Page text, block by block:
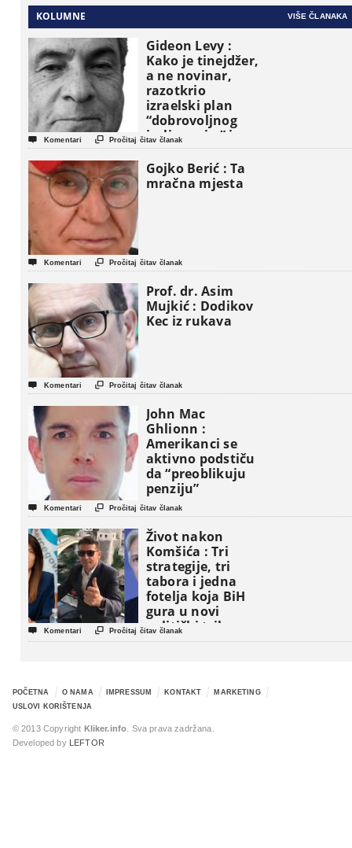
KOLUMNE VIŠE ČLANAKA
Gideon Levy :
Kako je tinejdžer,
a ne novinar,
razotkrio
izraelski plan
“dobrovoljnog
iseljavanja ” iz
Gaze
 Komentari  Pročitaj čitav članak
Gojko Berić : Ta
mračna mjesta
 Komentari  Pročitaj čitav članak
Prof. dr. Asim
Mujkić : Dodikov
Kec iz rukava
 Komentari  Pročitaj čitav članak
John Mac
Ghlionn :
Amerikanci se
aktivno podstiču
da “preoblikuju
penziju”
 Komentari  Pročitaj čitav članak
Život nakon
Komšića : Tri
strategije, tri
tabora i jedna
fotelja koja BiH
gura u novi
politički triler
 Komentari  Pročitaj čitav članak
POČETNA O NAMA IMPRESSUM KONTAKT
MARKETING
USLOVI KORIŠTENJA
© 2013 Copyright Kliker.info . Sva prava zadržana.
Developed by
LEFTOR